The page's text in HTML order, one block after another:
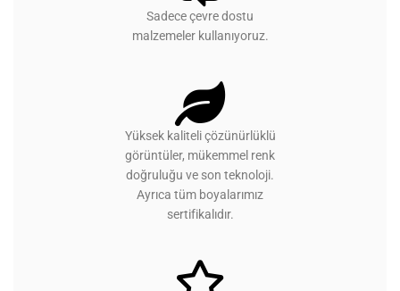
Sadece çevre dostu
malzemeler kullanıyoruz.
Yüksek kaliteli çözünürlüklü
görüntüler, mükemmel renk
doğruluğu ve son teknoloji.
Ayrıca tüm boyalarımız
sertifikalıdır.